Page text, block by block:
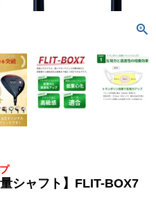
シャフト】FLIT-BOX7